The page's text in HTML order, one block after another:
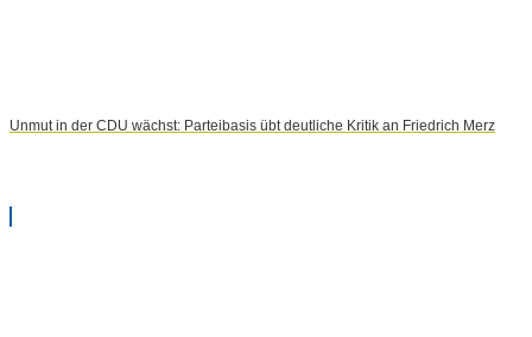
Unmut in der CDU wächst: Parteibasis übt deutliche Kritik an Friedrich Merz